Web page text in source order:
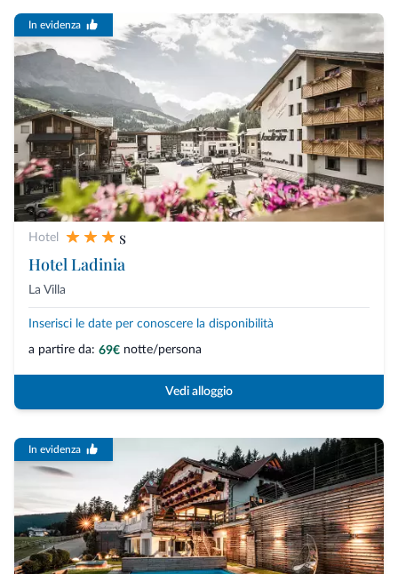
In evidenza
Hotel
s
Hotel Ladinia
La Villa
Inserisci le date per conoscere la disponibilità
a partire da: 69€ notte/persona
Vedi alloggio
In evidenza